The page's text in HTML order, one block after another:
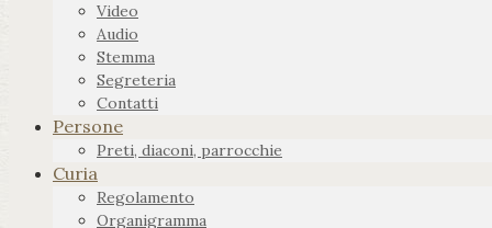
Video
Audio
Stemma
Segreteria
Contatti
Persone
Preti, diaconi, parrocchie
Curia
Regolamento
Organigramma